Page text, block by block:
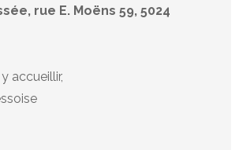
rue E. Moëns 59, 5024
accueillir,